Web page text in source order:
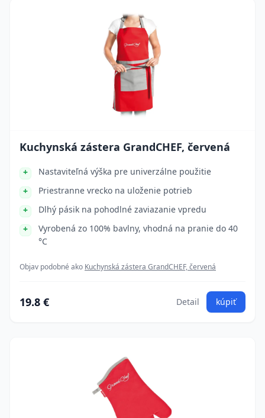
Kuchynská zástera GrandCHEF, červená
Nastaviteľná výška pre univerzálne použitie
Priestranne vrecko na uloženie potrieb
Dlhý pásik na pohodlné zaviazanie vpredu
Vyrobená zo 100% bavlny, vhodná na pranie do 40
°C
Objav podobné ako Kuchynská zástera GrandCHEF, červená
19.8 € Detail kúpiť